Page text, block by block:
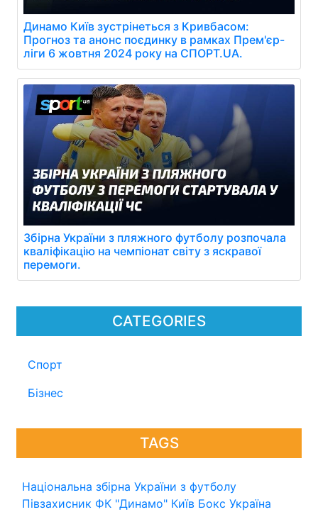
CATEGORIES
Спорт
Бізнес
TAGS
Національна збірна України з футболу
Півзахисник ФК "Динамо" Київ Бокс Україна
Динамо Київ зустрінеться з Кривбасом:
Прогноз та анонс поєдинку в рамках Прем'єр-
ліги 6 жовтня 2024 року на СПОРТ.UA.
Збірна України з пляжного футболу розпочала
кваліфікацію на чемпіонат світу з яскравої
перемоги.